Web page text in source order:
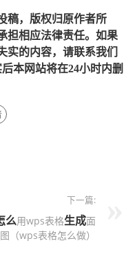
稿，版权归原作者所
担相应法律责任。如果
实的内容，请联系我们
本网站将在24小时内删
下一篇:
么用wps表格生成面
（wps表格怎么做）